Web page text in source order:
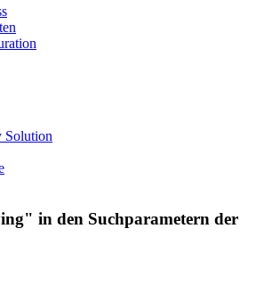
Solution
in den Suchparametern der